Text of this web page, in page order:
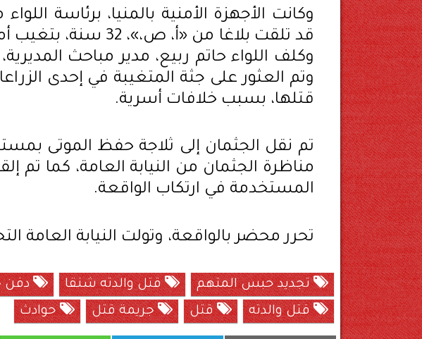
وكانت الأجهزة الأمنية بالمنيا، برئاسة
وكلف اللواء حاتم ربيع، مدير مباحث
وتم العثور على جثة المتغيبة في إحدى
قتلها، بسبب خلافات أسرية.
تم نقل الجثمان إلى ثلاجة حفظ الموتى
مناظرة الجثمان من النيابة العامة، كما تم
المستخدمة في ارتكاب الواقعة.
تحرر محضر بالواقعة، وتولت النيابة العامة
تجديد حبس المتهم قتل والدته شنقا دفن
قتل والدته
قتل جريمة قتل حوادث